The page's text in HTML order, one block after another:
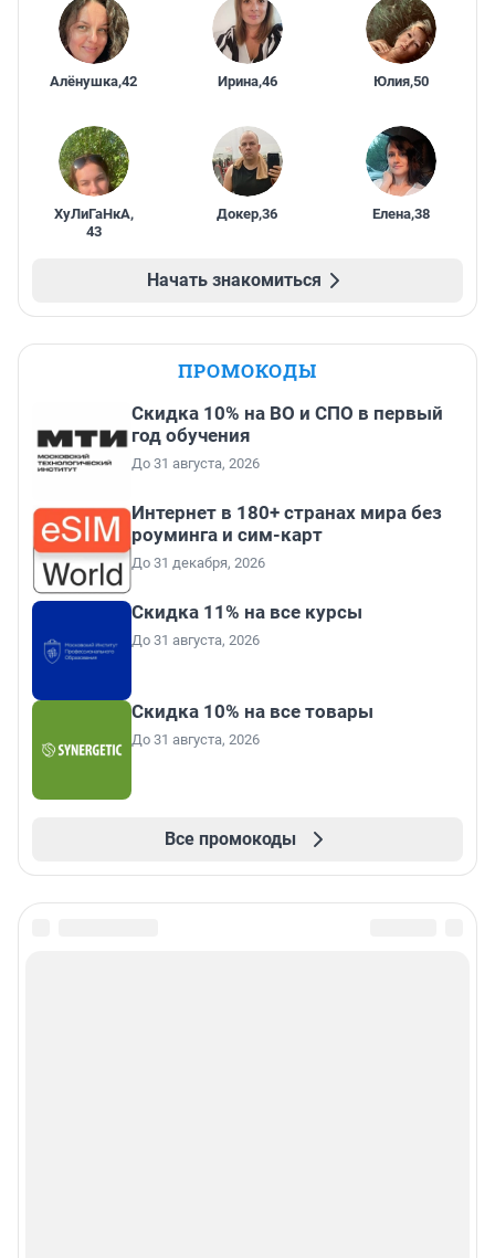
Алёнушка,42 Ирина,46 Юлия,50
ХуЛиГаНкА,
43
Докер,36 Елена,38
Начать знакомиться
ПРОМОКОДЫ
Скидка 10% на ВО и СПО в первый
год обучения
До 31 августа, 2026
Интернет в 180+ странах мира без
роуминга и сим-карт
До 31 декабря, 2026
Скидка 11% на все курсы
До 31 августа, 2026
Скидка 10% на все товары
До 31 августа, 2026
Все промокоды